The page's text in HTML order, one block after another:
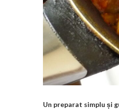
Un preparat simplu și